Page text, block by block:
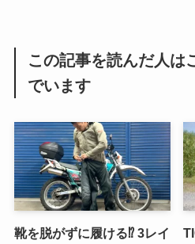
この記事を読んだ人は
でいます
靴を脱がずに履ける⁉ 3レイ